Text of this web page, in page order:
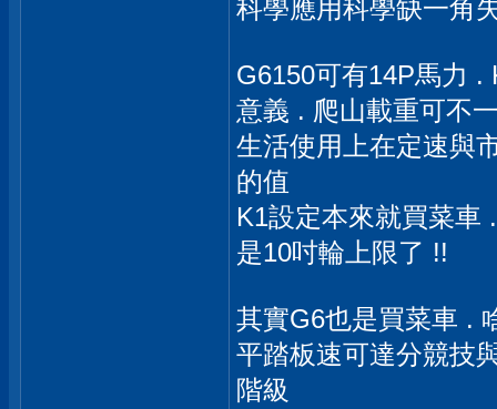
科學應用科學缺一角
G6150可有14P馬力 .
意義 . 爬山載重可不
生活使用上在定速與
的值
K1設定本來就買菜車
是10吋輪上限了 !!
其實G6也是買菜車 .
平踏板速可達分競技
階級